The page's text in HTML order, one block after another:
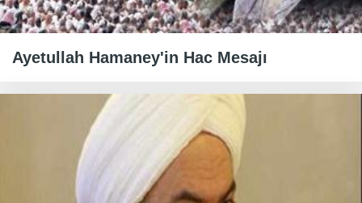
Ayetullah Hamaney'in Hac Mesajı